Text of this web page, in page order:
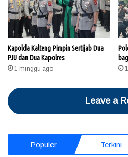
Kapolda Kalteng Pimpin Sertijab Dua
PJU dan Dua Kapolres
1 minggu ago
Leave a
Populer Terkini